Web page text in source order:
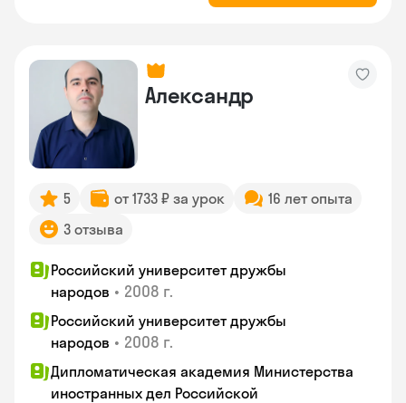
Александр
5 от 1733 ₽ за урок
16 лет опыта
3 отзыва
Российский университет дружбы
народов • 2008 г.
Российский университет дружбы
народов • 2008 г.
Дипломатическая академия Министерства
иностранных дел Российской